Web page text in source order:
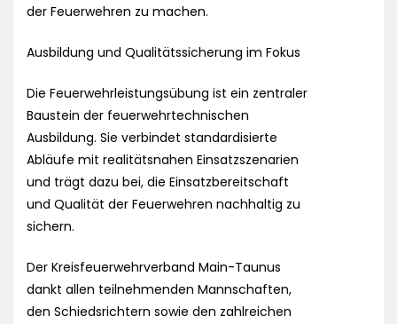
der Feuerwehren zu machen.
Ausbildung und Qualitätssicherung im Fokus
Die Feuerwehrleistungsübung ist ein zentraler
Baustein der feuerwehrtechnischen
Ausbildung. Sie verbindet standardisierte
Abläufe mit realitätsnahen Einsatzszenarien
und trägt dazu bei, die Einsatzbereitschaft
und Qualität der Feuerwehren nachhaltig zu
sichern.
Der Kreisfeuerwehrverband Main-Taunus
dankt allen teilnehmenden Mannschaften,
den Schiedsrichtern sowie den zahlreichen